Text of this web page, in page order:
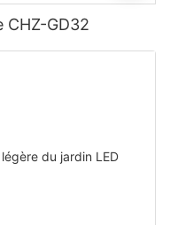
CHZ-GD32